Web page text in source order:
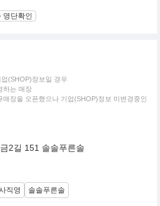
명단확인
업(SHOP)정보일 경우
하는 매장
장을 오픈했으나 기업(SHOP)정보 미변경중인
2길 151 솔솔푸른솔
직영 솔솔푸른솔